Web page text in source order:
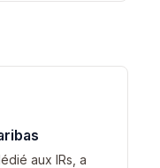
aux IRs, a